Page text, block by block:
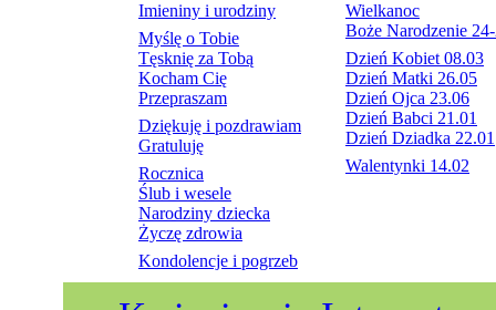
Imieniny i urodziny
Myślę o Tobie
Tęsknię za Tobą
Kocham Cię
Przepraszam
Dziękuję i pozdrawiam
Gratuluję
Rocznica
Ślub i wesele
Narodziny dziecka
Życzę zdrowia
Kondolencje i pogrzeb
Wielkanoc
Boże Narodzenie
Dzień Kobiet 08.03
Dzień Matki 26.05
Dzień Ojca 23.06
Dzień Babci 21.01
Dzień Dziadka 22.01
Walentynki 14.02